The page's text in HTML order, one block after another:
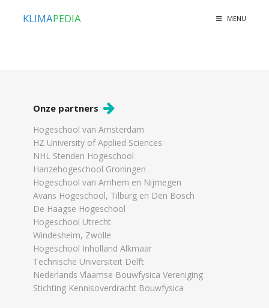
KLIMAPEDIA MENU
Onze partners
Hogeschool van Amsterdam
HZ University of Applied Sciences
NHL Stenden Hogeschool
Hanzehogeschool Groningen
Hogeschool van Arnhem en Nijmegen
Avans Hogeschool, Tilburg en Den Bosch
De Haagse Hogeschool
Hogeschool Utrecht
Windesheim, Zwolle
Hogeschool Inholland Alkmaar
Technische Universiteit Delft
Nederlands Vlaamse Bouwfysica Vereniging
Stichting Kennisoverdracht Bouwfysica